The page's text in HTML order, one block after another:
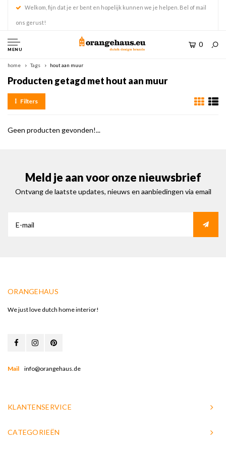
Welkom, fijn dat je er bent en hopelijk kunnen we je helpen. Bel of mail
ons gerust!
MENU
0
home Tags hout aan muur
Producten getagd met hout aan muur
Filters
Geen producten gevonden!...
Meld je aan voor onze nieuwsbrief
Ontvang de laatste updates, nieuws en aanbiedingen via email
ORANGEHAUS
We just love dutch home interior!
Mail info@orangehaus.de
KLANTENSERVICE
CATEGORIEËN